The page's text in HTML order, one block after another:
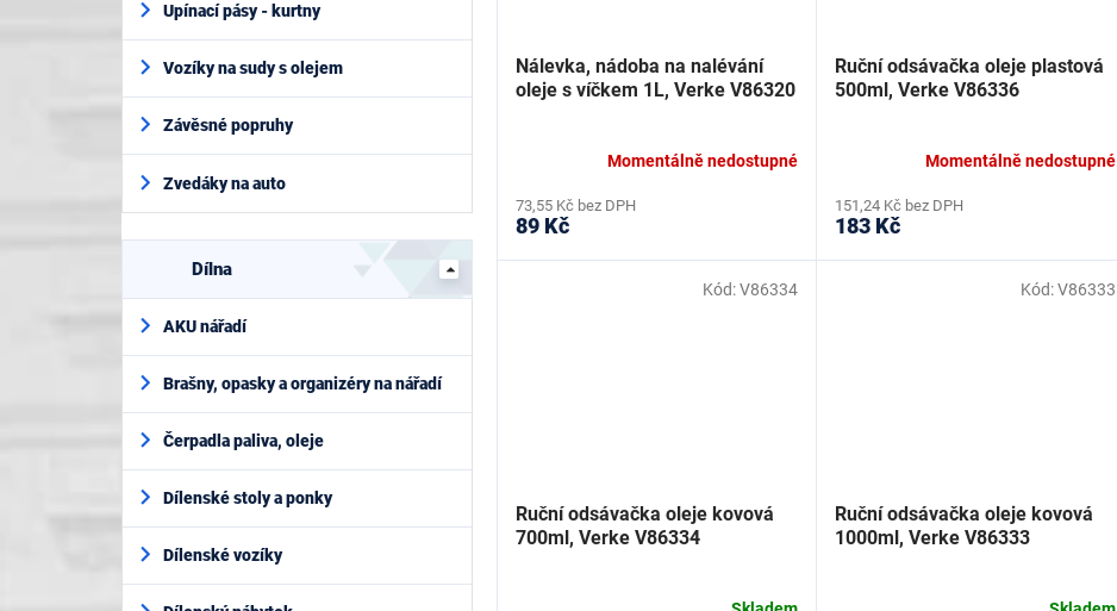
Upínací pásy - kurtny
Vozíky na sudy s olejem
Závěsné popruhy
Zvedáky na auto
Dílna
AKU nářadí
Brašny, opasky a organizéry na nářadí
Čerpadla paliva, oleje
Dílenské stoly a ponky
Dílenské vozíky
Nálevka, nádoba na nalévání
oleje s víčkem 1L, Verke V86320
Momentálně nedostupné
73,55 Kč bez DPH
89 Kč
Ruční odsávačka oleje plastová
500ml, Verke V86336
Momentálně nedostupné
151,24 Kč bez DPH
183 Kč
Ruční odsávačka oleje kovová
700ml, Verke V86334
Kód:V86334
Ruční odsávačka oleje kovová
1000ml, Verke V86333
Kód:V86333